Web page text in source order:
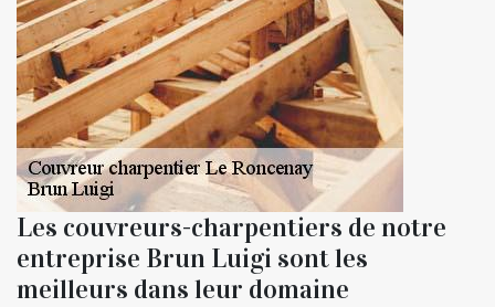
Les couvreurs-charpentiers de notre
entreprise Brun Luigi sont les
meilleurs dans leur domaine